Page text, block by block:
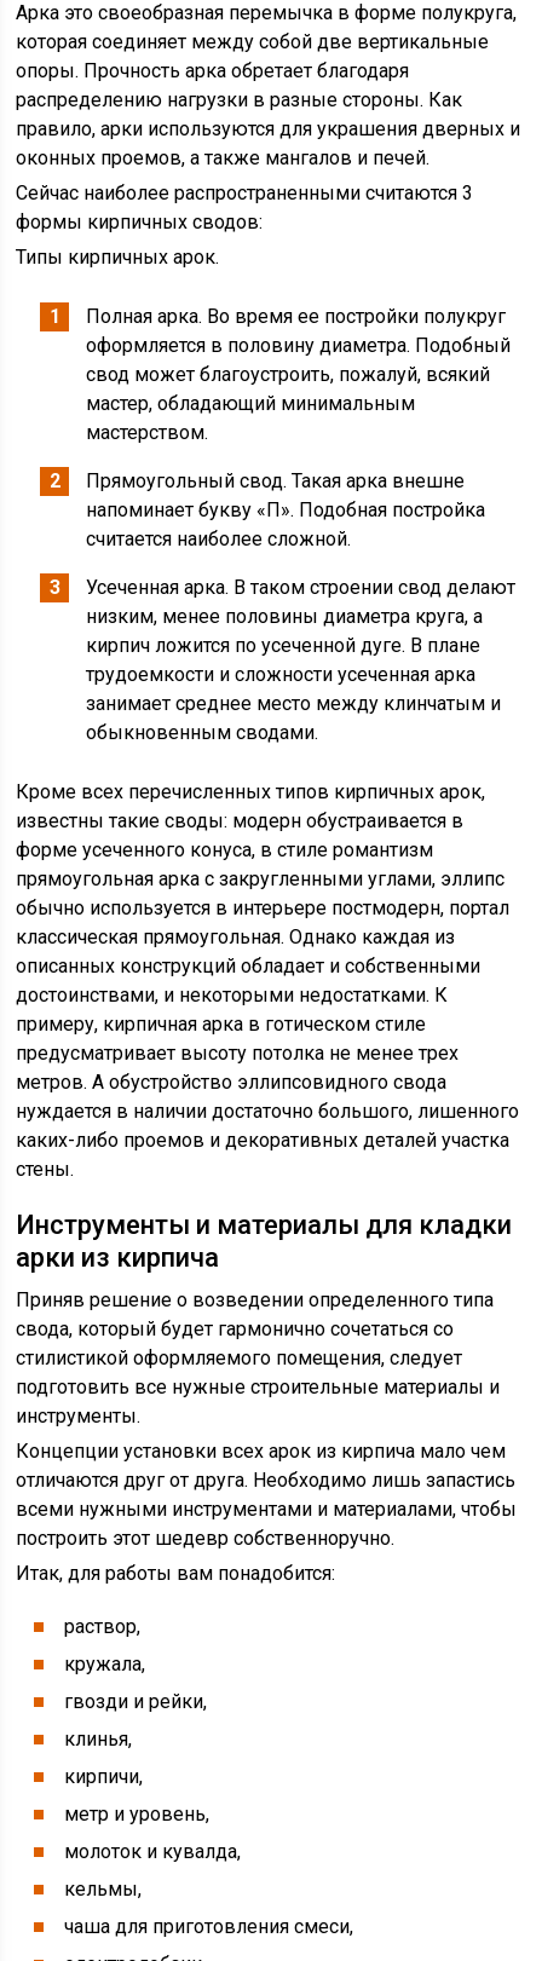
Арка это своеобразная перемычка в форме полукруга,
которая соединяет между собой две вертикальные
опоры. Прочность арка обретает благодаря
распределению нагрузки в разные стороны. Как
правило, арки используются для украшения дверных и
оконных проемов, а также мангалов и печей.
Сейчас наиболее распространенными считаются 3
формы кирпичных сводов:
Типы кирпичных арок.
Полная арка. Во время ее постройки полукруг
оформляется в половину диаметра. Подобный
свод может благоустроить, пожалуй, всякий
мастер, обладающий минимальным
мастерством.
Прямоугольный свод. Такая арка внешне
напоминает букву «П». Подобная постройка
считается наиболее сложной.
Усеченная арка. В таком строении свод делают
низким, менее половины диаметра круга, а
кирпич ложится по усеченной дуге. В плане
трудоемкости и сложности усеченная арка
занимает среднее место между клинчатым и
обыкновенным сводами.
Кроме всех перечисленных типов кирпичных арок,
известны такие своды: модерн обустраивается в
форме усеченного конуса, в стиле романтизм
прямоугольная арка с закругленными углами, эллипс
обычно используется в интерьере постмодерн, портал
классическая прямоугольная. Однако каждая из
описанных конструкций обладает и собственными
достоинствами, и некоторыми недостатками. К
примеру, кирпичная арка в готическом стиле
предусматривает высоту потолка не менее трех
метров. А обустройство эллипсовидного свода
нуждается в наличии достаточно большого, лишенного
каких-либо проемов и декоративных деталей участка
стены.
Инструменты и материалы для кладки
арки из кирпича
Приняв решение о возведении определенного типа
свода, который будет гармонично сочетаться со
стилистикой оформляемого помещения, следует
подготовить все нужные строительные материалы и
инструменты.
Концепции установки всех арок из кирпича мало чем
отличаются друг от друга. Необходимо лишь запастись
всеми нужными инструментами и материалами, чтобы
построить этот шедевр собственноручно.
Итак, для работы вам понадобится:
раствор,
кружала,
гвозди и рейки,
клинья,
кирпичи,
метр и уровень,
молоток и кувалда,
кельмы,
чаша для приготовления смеси,